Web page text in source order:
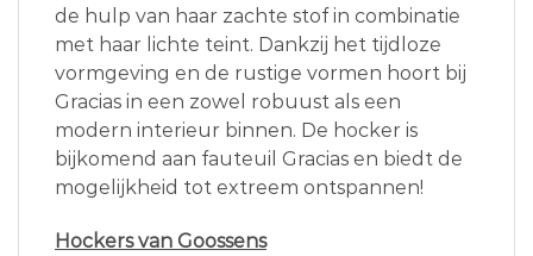
de hulp van haar zachte stof in combinatie
met haar lichte teint. Dankzij het tijdloze
vormgeving en de rustige vormen hoort bij
Gracias in een zowel robuust als een
modern interieur binnen. De hocker is
bijkomend aan fauteuil Gracias en biedt de
mogelijkheid tot extreem ontspannen!
Hockers van Goossens